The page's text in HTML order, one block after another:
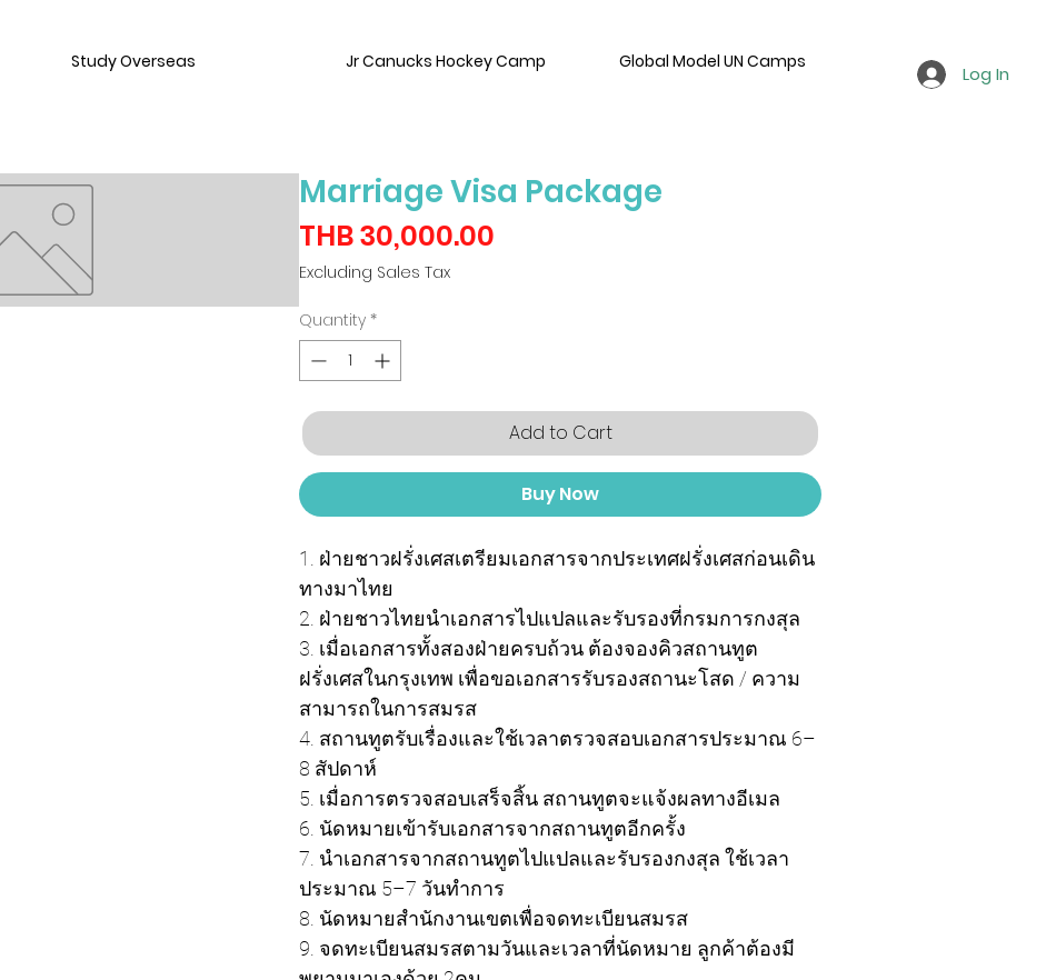
Log In
Study Overseas Jr Canucks Hockey Camp Global Model UN Camps
Marriage Visa Package
THB 30,000.00
Excluding Sales Tax
Quantity *
Add to Cart
Buy Now
1. ฝ่ายชาวฝรั่งเศสเตรียมเอกสารจากประเทศฝรั่งเศสก่อนเดิน
ทางมาไทย
2. ฝ่ายชาวไทยนำเอกสารไปแปลและรับรองที่กรมการกงสุล
3. เมื่อเอกสารทั้งสองฝ่ายครบถ้วน ต้องจองคิวสถานทูต
ฝรั่งเศสในกรุงเทพ เพื่อขอเอกสารรับรองสถานะโสด / ความ
สามารถในการสมรส
4. สถานทูตรับเรื่องและใช้เวลาตรวจสอบเอกสารประมาณ 6–
8 สัปดาห์
5. เมื่อการตรวจสอบเสร็จสิ้น สถานทูตจะแจ้งผลทางอีเมล
6. นัดหมายเข้ารับเอกสารจากสถานทูตอีกครั้ง
7. นำเอกสารจากสถานทูตไปแปลและรับรองกงสุล ใช้เวลา
ประมาณ 5–7 วันทำการ
8. นัดหมายสำนักงานเขตเพื่อจดทะเบียนสมรส
9. จดทะเบียนสมรสตามวันและเวลาที่นัดหมาย ลูกค้าต้องมี